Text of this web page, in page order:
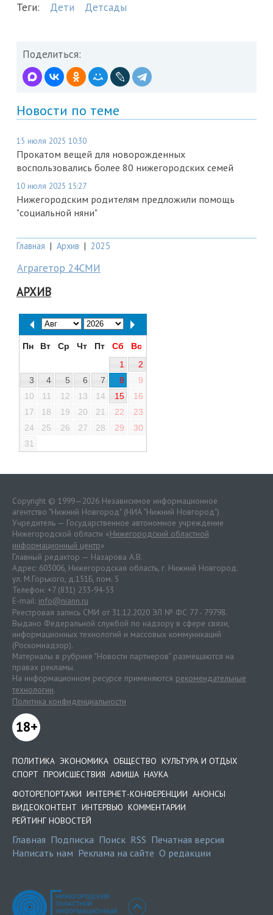
Теги: Дети Детсады
Поделиться:
Новости по теме
15 июля 2025 10:30
Прокатом вещей для новорожденных
воспользовались более 80 нижегородских семей
10 июля 2025 15:27
Нижегородским родителям предложили помощь
"социальной няни"
Главная | Архив | 2025
Аграгетор 24СМИ
АРХИВ
Пн Вт Ср Чт Пт Сб
Вс
1
2
3
4 5 6 7 8
9
10
11 12 13 14 15
16
17
18 19 20 21 22
23
24
25 26 27 28 29
30
31
Copyright © 1999—2026 Независимое информационное
агентство "Нижний Новгород" (НИА "Нижний Новгород")
Учредитель — Государственное автономное учреждение
Нижегородской области «Нижегородский областной
информационный центр»
Главный редактор — Назарова А.В.
Адрес: 603006, Нижегородская область, г. Нижний Новгород.
ул. М.Горького, д.151Б, пом. 5
Телефон: +7 (831) 233-94-53
E-mail: info@niann.ru
Реестровая запись СМИ от 31.12.2020 ЭЛ № ФС 77 - 79798.
Выдано Федеральной службой по надзору в сфере связи,
информационных технологий и массовых коммуникаций
(Роскомнадзор).
Материалы в рубрике "Новости партнеров" размещаются на
правах рекламы.
На информационном ресурсе применяются рекомендательные
технологии.
Политика конфиденциальности
18+
ПОЛИТИКА ЭКОНОМИКА ОБЩЕСТВО КУЛЬТУРА И ОТДЫХ
СПОРТ ПРОИСШЕСТВИЯ АФИША НАУКА
ФОТОРЕПОРТАЖИ ИНТЕРНЕТ-КОНФЕРЕНЦИИ АНОНСЫ
ВИДЕОКОНТЕНТ ИНТЕРВЬЮ КОММЕНТАРИИ
РЕЙТИНГ НОВОСТЕЙ
Главная Подписка Поиск RSS Печатная версия
Написать нам Реклама на сайте О редакции